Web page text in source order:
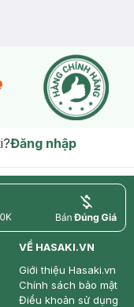
Đăng nhập
price
VỀ HASAKI.VN
Giới thiệu Hasaki.vn
Chính sách bảo mật
Điều khoản sử dụng